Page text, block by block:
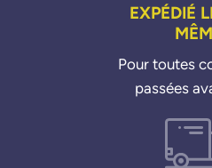
EXPÉDIÉ
Pour toutes
passées